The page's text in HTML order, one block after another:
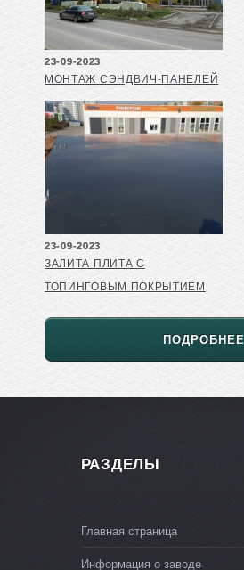
23-09-2023
МОНТАЖ СЭНДВИЧ-ПАНЕЛЕЙ
23-09-2023
ЗАЛИТА ПЛИТА С
ТОПИНГОВЫМ ПОКРЫТИЕМ
ПОДРОБНЕЕ
РАЗДЕЛЫ
Главная страница
Информация о заводе